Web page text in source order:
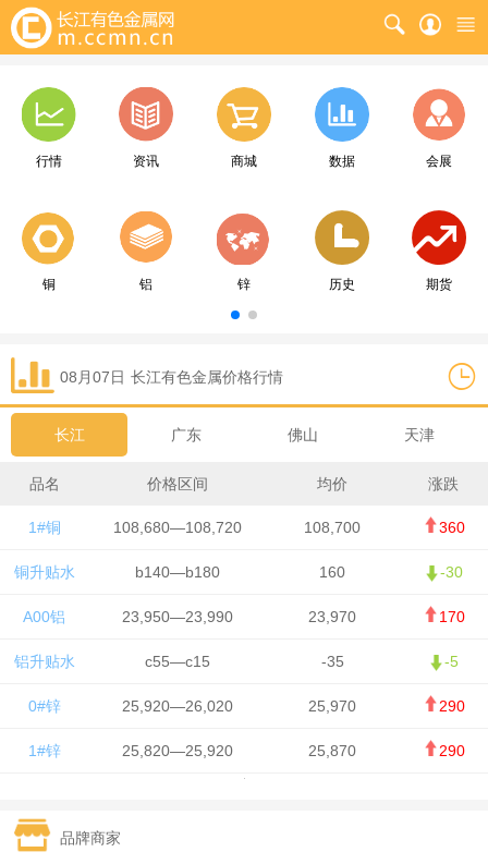
行情 资讯 商城 数据 会展
铜 铝 锌 历史 期货
08月07日 长江有色金属价格行情
长江 广东 佛山 天津
品名 价格区间 均价 涨跌
1#铜 108,680—108,720 108,700 360
铜升贴水 b140—b180 160 -30
A00铝 23,950—23,990 23,970 170
铝升贴水 c55—c15 -35 -5
0#锌 25,920—26,020 25,970 290
1#锌 25,820—25,920 25,870 290
1#锡 434,000—436,000
品牌商家